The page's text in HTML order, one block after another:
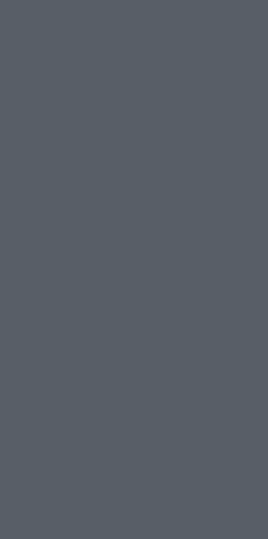
absolvieren (2.
Unterstützung